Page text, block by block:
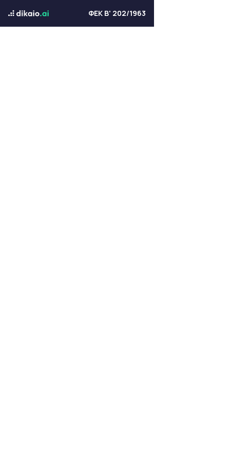
ΦΕΚ Β' 202/1963